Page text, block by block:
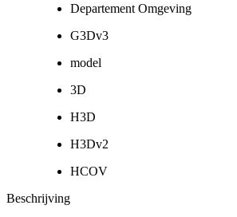
Departement Omgeving
G3Dv3
model
3D
H3D
H3Dv2
HCOV
Beschrijving